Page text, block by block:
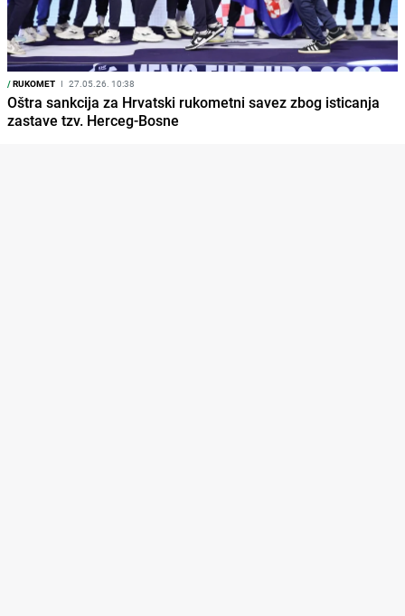
/RUKOMET I 27.05.26. 10:38
Oštra sankcija za Hrvatski rukometni savez zbog isticanja
zastave tzv. Herceg-Bosne